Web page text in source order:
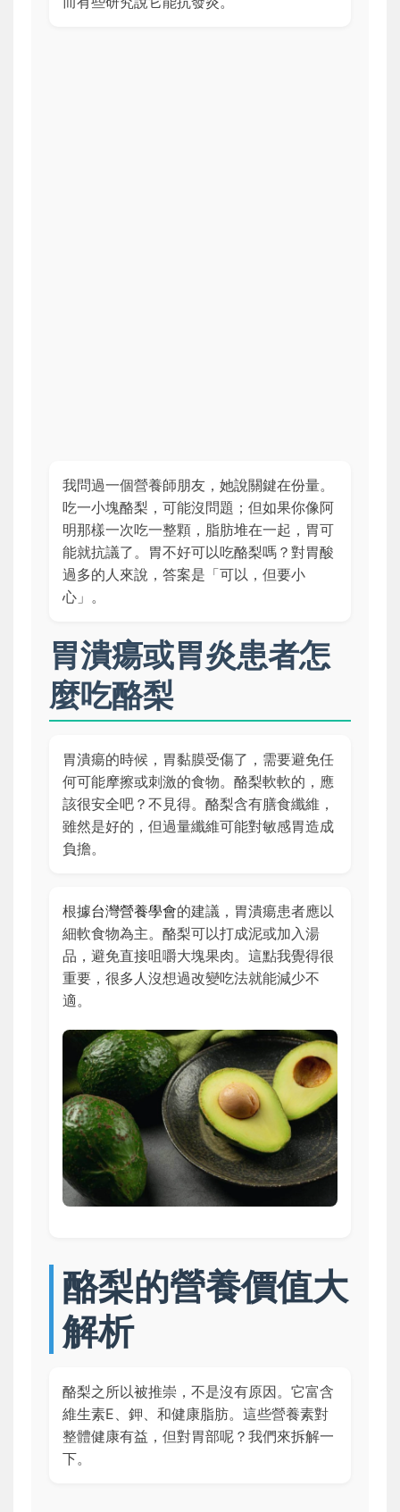
我問過一個營養師朋友，她說關鍵在份量。
吃一小塊酪梨，可能沒問題；但如果你像阿
明那樣一次吃一整顆，脂肪堆在一起，胃可
能就抗議了。胃不好可以吃酪梨嗎？對胃酸
過多的人來說，答案是「可以，但要小
心」。
胃潰瘍或胃炎患者怎
麼吃酪梨
胃潰瘍的時候，胃黏膜受傷了，需要避免任
何可能摩擦或刺激的食物。酪梨軟軟的，應
該很安全吧？不見得。酪梨含有膳食纖維，
雖然是好的，但過量纖維可能對敏感胃造成
負擔。
根據台灣營養學會的建議，胃潰瘍患者應以
細軟食物為主。酪梨可以打成泥或加入湯
品，避免直接咀嚼大塊果肉。這點我覺得很
重要，很多人沒想過改變吃法就能減少不
適。
酪梨的營養價值大
解析
酪梨之所以被推崇，不是沒有原因。它富含
維生素E、鉀、和健康脂肪。這些營養素對
整體健康有益，但對胃部呢？我們來拆解一
下。